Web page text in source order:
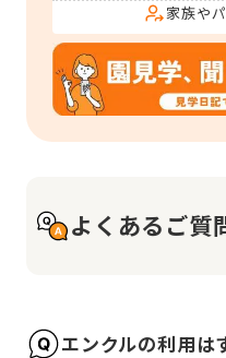
家族や
よくあるご質
エンクルの利用は